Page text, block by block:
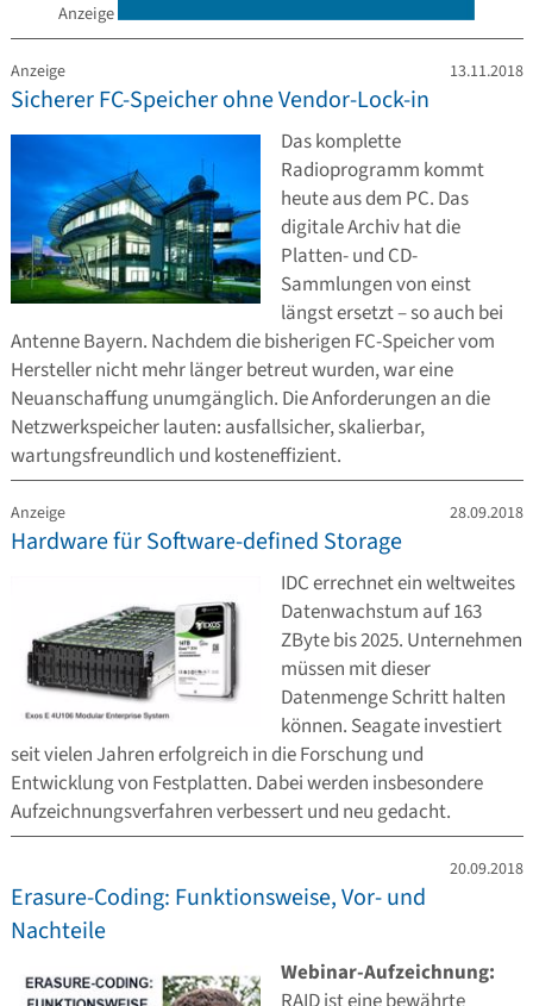
Anzeige
Anzeige 13.11.2018
Sicherer FC-Speicher ohne Vendor-Lock-in
Das komplette
Radioprogramm kommt
heute aus dem PC. Das
digitale Archiv hat die
Platten- und CD-
Sammlungen von einst
längst ersetzt – so auch bei
Antenne Bayern. Nachdem die bisherigen FC-Speicher vom
Hersteller nicht mehr länger betreut wurden, war eine
Neuanschaffung unumgänglich. Die Anforderungen an die
Netzwerkspeicher lauten: ausfallsicher, skalierbar,
wartungsfreundlich und kosteneffizient.
Anzeige 28.09.2018
Hardware für Software-defined Storage
IDC errechnet ein weltweites
Datenwachstum auf 163
ZByte bis 2025. Unternehmen
müssen mit dieser
Datenmenge Schritt halten
können. Seagate investiert
seit vielen Jahren erfolgreich in die Forschung und
Entwicklung von Festplatten. Dabei werden insbesondere
Aufzeichnungsverfahren verbessert und neu gedacht.
20.09.2018
Erasure-Coding: Funktionsweise, Vor- und
Nachteile
Webinar-Aufzeichnung: